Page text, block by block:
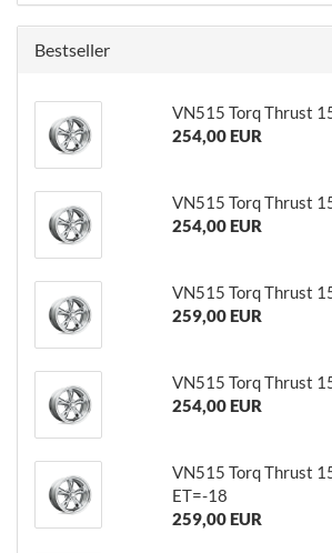
Bestseller
VN515 Torq Thrust
254,00 EUR
VN515 Torq Thrust
254,00 EUR
VN515 Torq Thrust
259,00 EUR
VN515 Torq Thrust
254,00 EUR
VN515 Torq Thrust
ET=-18
259,00 EUR